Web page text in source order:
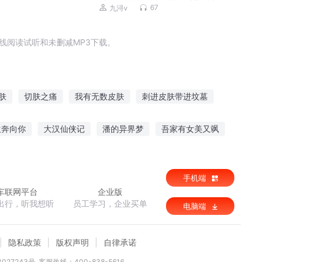
言情/团宠智商在线
九浔v 67
读试听和未删减MP3下载。
切肤之痛 我有无数皮肤 刺进皮肤带进坟墓
向你 大汉仙侠记 潘的异界梦 吾家有女美又飒
联网平台
行，听我想听
企业版
员工学习，企业买单
手机端
电脑端
隐私政策 版权声明 自律承诺